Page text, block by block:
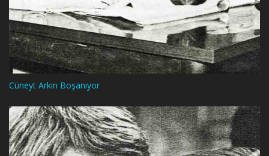
Cüneyt Arkın Boşanıyor